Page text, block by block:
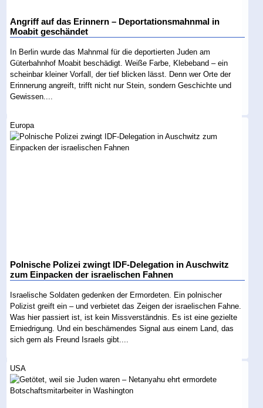
Angriff auf das Erinnern – Deportationsmahnmal in
Moabit geschändet
In Berlin wurde das Mahnmal für die deportierten Juden am
Güterbahnhof Moabit beschädigt. Weiße Farbe, Klebeband – ein
scheinbar kleiner Vorfall, der tief blicken lässt. Denn wer Orte der
Erinnerung angreift, trifft nicht nur Stein, sondern Geschichte und
Gewissen....
Europa
Polnische Polizei zwingt IDF-Delegation in Auschwitz
zum Einpacken der israelischen Fahnen
Israelische Soldaten gedenken der Ermordeten. Ein polnischer
Polizist greift ein – und verbietet das Zeigen der israelischen Fahne.
Was hier passiert ist, ist kein Missverständnis. Es ist eine gezielte
Erniedrigung. Und ein beschämendes Signal aus einem Land, das
sich gern als Freund Israels gibt....
USA